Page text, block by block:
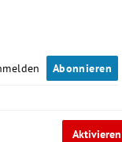
Abonnieren
Aktivieren